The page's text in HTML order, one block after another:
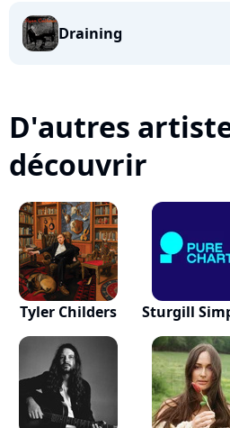
Draining
D'autres
découvrir
Tyler Childers Sturgill